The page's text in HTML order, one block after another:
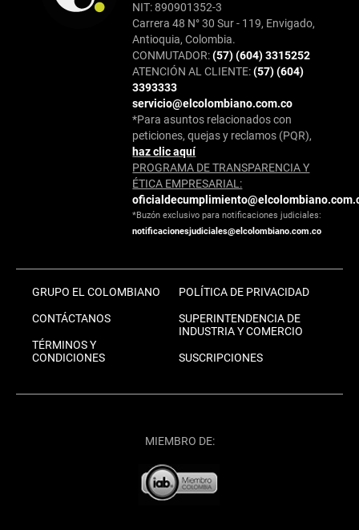
NIT: 890901352-3
Carrera 48 N° 30 Sur - 119, Envigado,
Antioquia, Colombia.
CONMUTADOR:(57) (604) 3315252
ATENCIÓN AL CLIENTE:(57) (604)
3393333
servicio@elcolombiano.com.co
*Para asuntos relacionados con
peticiones, quejas y reclamos (PQR),
haz clic aquí
PROGRAMA DE TRANSPARENCIA Y
ÉTICA EMPRESARIAL:
*Buzón exclusivo para notificaciones judiciales:
notificacionesjudiciales@elcolombiano.com.co
GRUPO EL COLOMBIANO
CONTÁCTANOS
TÉRMINOS Y
CONDICIONES
POLÍTICA DE PRIVACIDAD
SUPERINTENDENCIA DE
INDUSTRIA Y COMERCIO
SUSCRIPCIONES
MIEMBRO DE: